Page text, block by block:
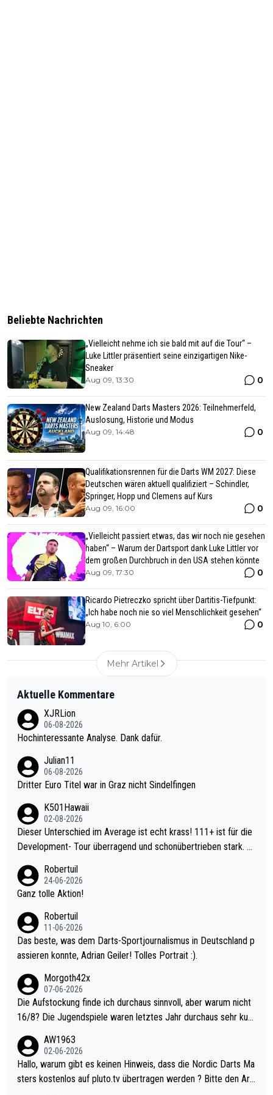
Beliebte Nachrichten
„Vielleicht nehme ich sie bald mit auf die Tour“ –
Luke Littler präsentiert seine einzigartigen Nike-
Sneaker
Aug 09, 13:30 0
New Zealand Darts Masters 2026: Teilnehmerfeld,
Auslosung, Historie und Modus
Aug 09, 14:48 0
Qualifikationsrennen für die Darts WM 2027: Diese
Deutschen wären aktuell qualifiziert – Schindler,
Springer, Hopp und Clemens auf Kurs
Aug 09, 16:00 0
„Vielleicht passiert etwas, das wir noch nie gesehen
haben“ – Warum der Dartsport dank Luke Littler vor
dem großen Durchbruch in den USA stehen könnte
Aug 09, 17:30 0
Ricardo Pietreczko spricht über Dartitis-Tiefpunkt:
„Ich habe noch nie so viel Menschlichkeit gesehen“
Aug 10, 6:00 0
Mehr Artikel
Aktuelle Kommentare
XJRLion
06-08-2026
Hochinteressante Analyse. Dank dafür.
Julian11
06-08-2026
Dritter Euro Titel war in Graz nicht Sindelfingen
K501Hawaii
02-08-2026
Dieser Unterschied im Average ist echt krass! 111+ ist für die
Development- Tour überragend und schonübertrieben stark. U
mal 40+ erst recht. Da gewinnst keinen Blumentopf - ist ja noc
h krasser wie ein Pokalspiel eines Kreisligisten vs einem Bund
Robertuil
24-06-2026
Ganz tolle Aktion!
Robertuil
11-06-2026
Das beste, was dem Darts-Sportjournalismus in Deutschland p
assieren konnte, Adrian Geiler! Tolles Portrait :).
Morgoth42x
07-06-2026
Die Aufstockung finde ich durchaus sinnvoll, aber warum nicht
16/8? Die Jugendspiele waren letztes Jahr durchaus sehr kurz
Allerdings ist Mitchell Lawrie als Nummer 1 der Welt eh qualifi
ziert. Somit ändert die automatische Qualifikation des Weltmei
sters erstmal nichts. Ich denke sie wollen damit für nächstes J
AW1963
02-06-2026
Hallo, warum gibt es keinen Hinweis, dass die Nordic Darts Ma
sters kostenlos auf pluto.tv übertragen werden ? Bitte den Arti